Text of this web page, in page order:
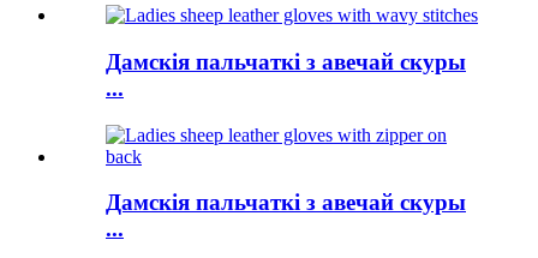
Дамскія пальчаткі з авечай скуры
...
Дамскія пальчаткі з авечай скуры
...